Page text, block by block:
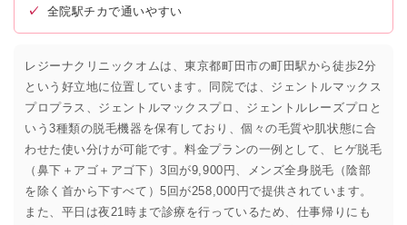
✓ 全院駅チカで通いやすい
レジーナクリニックオムは、東京都町田市の町田駅から徒歩2分
という好立地に位置しています。同院では、ジェントルマックス
プロプラス、ジェントルマックスプロ、ジェントルレーズプロと
いう3種類の脱毛機器を保有しており、個々の毛質や肌状態に合
わせた使い分けが可能です。料金プランの一例として、ヒゲ脱毛
（鼻下＋アゴ＋アゴ下）3回が9,900円、メンズ全身脱毛（陰部
を除く首から下すべて）5回が258,000円で提供されています。
また、平日は夜21時まで診療を行っているため、仕事帰りにも